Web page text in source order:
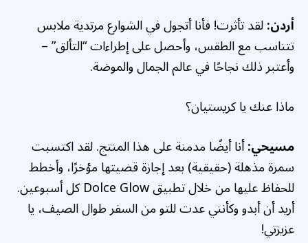
أردن:لقد تأثرت! فأنا أتجول في الشوارع مرتدية ملابس
تتناسب مع الطقس، وأحصل على إطراءات “التألق” –
وأعتبر ذلك نجاحًا في عالم الجمال والموضة.
ماذا عنك يا كريستيان؟
مسيحي:أنا أيضًا مدمنة على هذا المنتج. لقد اكتسبت
سمرة مذهلة (حقيقية) بعد إجازة قضيتها مؤخرًا، وأخطط
للحفاظ عليها من خلال تطبيق Dolce Glow كل أسبوعين.
أريد أن أبدو وكأنني عدت للتو من السفر طوال الصيف، يا
عزيزتي!